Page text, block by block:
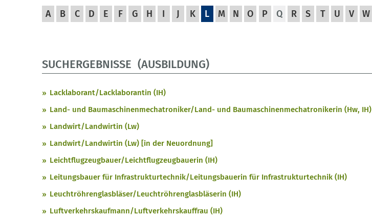
A B C D E F G H I J K L M N O P Q R S T U V W
SUCHERGEBNISSE (AUSBILDUNG)
Lacklaborant/Lacklaborantin (IH)
Land- und Baumaschinenmechatroniker/Land- und Baumaschinenmechatronikerin (Hw, IH)
Landwirt/Landwirtin (Lw)
Landwirt/Landwirtin (Lw) [in der Neuordnung]
Leichtflugzeugbauer/Leichtflugzeugbauerin (IH)
Leitungsbauer für Infrastrukturtechnik/Leitungsbauerin für Infrastrukturtechnik (IH)
Leuchtröhrenglasbläser/Leuchtröhrenglasbläserin (IH)
Luftverkehrskaufmann/Luftverkehrskauffrau (IH)